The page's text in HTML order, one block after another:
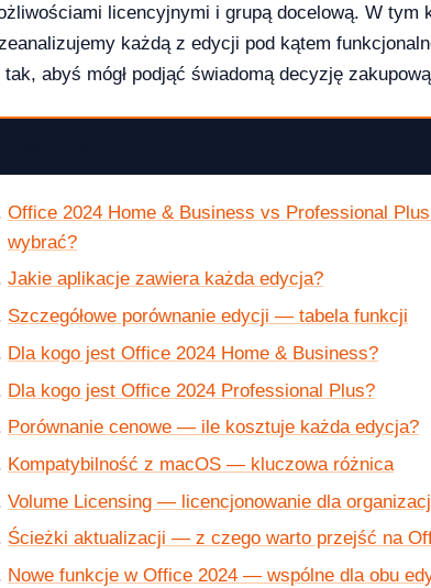
w 2026?
licencyjnymi i grupą docelową. W tym
każdą z edycji pod kątem
abyś mógł podjąć świadomą decyzję
Office 2024 Home & Business vs Professional
wybrać?
Jakie aplikacje zawiera każda edycja?
Szczegółowe porównanie edycji — tabela funkcji
Dla kogo jest Office 2024 Home & Business?
Dla kogo jest Office 2024 Professional Plus?
Porównanie cenowe — ile kosztuje każda edycja?
Kompatybilność z macOS — kluczowa różnica
Volume Licensing — licencjonowanie dla
Ścieżki aktualizacji — z czego warto przejść na
Nowe funkcje w Office 2024 — wspólne dla obu